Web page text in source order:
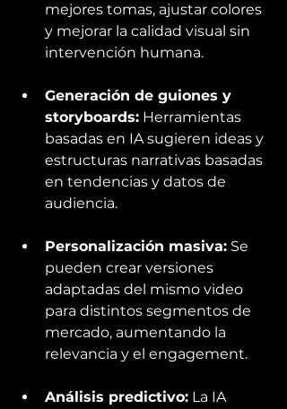
mejores tomas, ajustar colores
y mejorar la calidad visual sin
intervención humana.
Generación de guiones y
storyboards: Herramientas
basadas en IA sugieren ideas y
estructuras narrativas basadas
en tendencias y datos de
audiencia.
Personalización masiva: Se
pueden crear versiones
adaptadas del mismo video
para distintos segmentos de
mercado, aumentando la
relevancia y el engagement.
Análisis predictivo: La IA